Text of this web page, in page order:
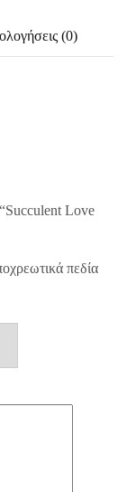
(0)
Love
πεδία